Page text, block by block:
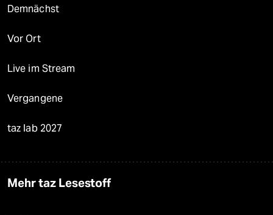
Demnächst
Vor Ort
Live im Stream
Vergangene
taz lab 2027
Mehr taz Lesestoff